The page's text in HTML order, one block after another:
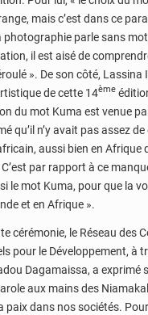
mais c’est dans ce
photographie parle sans
il est aisé de
». De son côté, Lassina
de cette 14ème
du mot Kuma est venue
qu’il n’y avait pas assez
aussi bien en Afrique
par rapport à ce
le mot Kuma, pour que la
et en Afrique ».
cérémonie, le Réseau des
pour le Développement, à
Dagamaissa, a exprimé
aux mains des
paix dans nos sociétés.